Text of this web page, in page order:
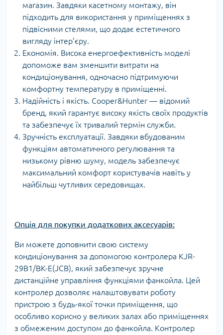
магазин. Завдяки касетному монтажу, він
підходить для використання у приміщеннях з
підвісними стелями, що додає естетичного
вигляду інтер’єру.
Економія. Висока енергоефективність моделі
допоможе вам зменшити витрати на
кондиціонування, одночасно підтримуючи
комфортну температуру в приміщенні.
Надійність і якість. Cooper&Hunter — відомий
бренд, який гарантує високу якість своїх продуктів
та забезпечує їх тривалий термін служби.
Зручність експлуатації. Завдяки вбудованим
функціям автоматичного регулювання та
низькому рівню шуму, модель забезпечує
максимальний комфорт користувачів навіть у
найбільш чутливих середовищах.
Опція для покупки додаткових аксесуарів:
Ви можете доповнити свою систему
кондиціонування за допомогою контролера KJR-
29B1/BK-E(JCB), який забезпечує зручне
дистанційне управління функціями фанкойла. Цей
контролер дозволяє налаштовувати роботу
пристрою з будь-якої точки приміщення, що
особливо корисно у великих залах або приміщеннях
з обмеженим доступом до фанкойла. Контролер